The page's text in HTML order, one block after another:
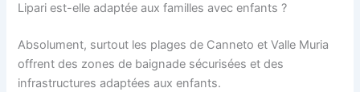
Lipari est-elle adaptée aux familles avec enfants ?
Absolument, surtout les plages de Canneto et Valle Muria
offrent des zones de baignade sécurisées et des
infrastructures adaptées aux enfants.